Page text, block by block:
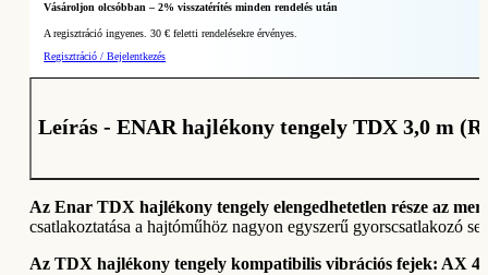
Vásároljon olcsóbban – 2% visszatérítés minden rendelés után
A regisztráció ingyenes. 30 € feletti rendelésekre érvényes.
Regisztráció / Bejelentkezés
Leírás - ENAR hajlékony tengely TDX 3,0 m
Az Enar TDX hajlékony tengely elengedhetetlen része az
csatlakoztatása a hajtóműhöz nagyon egyszerű gyorscsatlakozó
Az TDX hajlékony tengely kompatibilis vibrációs fejek: AX